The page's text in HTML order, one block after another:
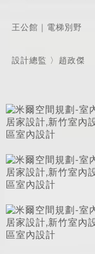
王公館｜電梯別野
設計總監 〉趙政傑